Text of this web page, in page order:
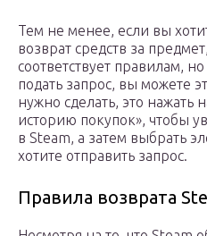
Тем не менее, если вы
возврат средств за
соответствует правилам,
подать запрос, вы можете
нужно сделать, это нажать
историю покупок», чтобы
в Steam, а затем выбрать
хотите отправить запрос.
Правила возврата